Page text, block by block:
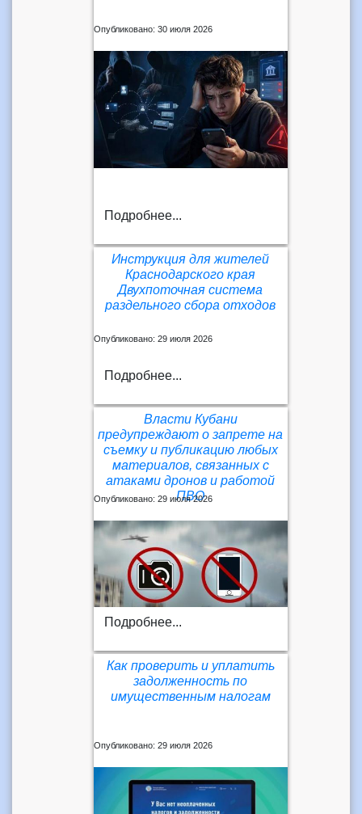
Опубликовано: 30 июля 2026
Подробнее...
Инструкция для жителей
Краснодарского края
Двухпоточная система
раздельного сбора отходов
Опубликовано: 29 июля 2026
Подробнее...
Власти Кубани
предупреждают о запрете на
съемку и публикацию любых
материалов, связанных с
атаками дронов и работой
ПВО
Опубликовано: 29 июля 2026
Подробнее...
Как проверить и уплатить
задолженность по
имущественным налогам
Опубликовано: 29 июля 2026